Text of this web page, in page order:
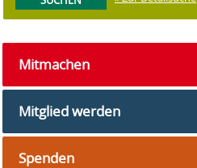
Mitmachen
Mitglied werden
Spenden